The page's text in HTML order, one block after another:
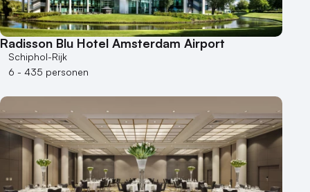
Radisson Blu Hotel Amsterdam Airport
Schiphol-Rijk
6 - 435 personen